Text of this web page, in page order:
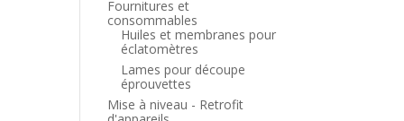
Fournitures et
consommables
Huiles et membranes pour
éclatomètres
Lames pour découpe
éprouvettes
Mise à niveau - Retrofit